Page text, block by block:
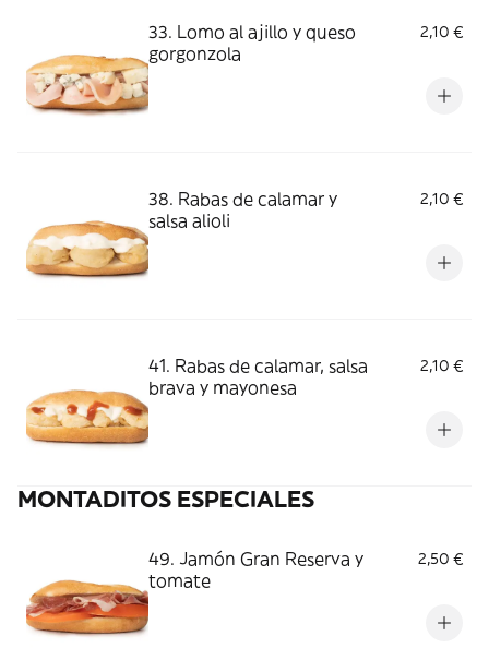
33. Lomo al ajillo y queso
gorgonzola
2,10 €
38. Rabas de calamar y
salsa alioli
2,10 €
41. Rabas de calamar, salsa
brava y mayonesa
2,10 €
MONTADITOS ESPECIALES
49. Jamón Gran Reserva y
tomate
2,50 €